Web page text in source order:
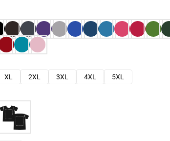
XL 2XL 3XL 4XL
5XL